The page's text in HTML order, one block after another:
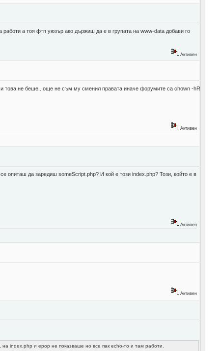
а тоя фтп уюзър ако държиш да е в групата на www-data добави го
Активен
това не беше.. още не съм му сменил правата иначе форумите са chown -hR
Активен
опиташ да заредиш someScript.php? И кой е този index.php? Този, който е в
Активен
Активен
index.php и ерор не показваше но все пак echo-то и там работи.